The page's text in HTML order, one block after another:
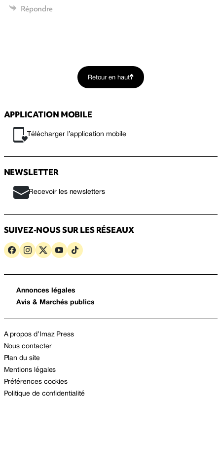
Répondre
Retour en haut
APPLICATION MOBILE
Télécharger l’application mobile
NEWSLETTER
Recevoir les newsletters
SUIVEZ-NOUS SUR LES RÉSEAUX
Annonces légales
Avis & Marchés publics
A propos d’Imaz Press
Nous contacter
Plan du site
Mentions légales
Préférences cookies
Politique de confidentialité